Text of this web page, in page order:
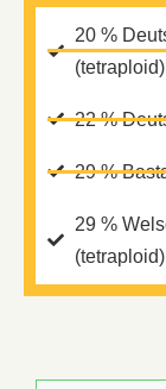
20 %
(tetraploid)
22 %
29 %
29 %
(tetraploid)